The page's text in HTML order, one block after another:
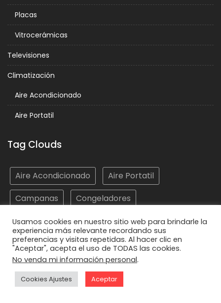
Placas
Vitrocerámicas
Televisiones
Climatización
Aire Acondicionado
Aire Portatil
Tag Clouds
Aire Acondicionado
Aire Portatil
Campanas
Congeladores
Electrodomésticos
Frigoríficos
Hornos
Lavadoras
Lavasecadoras
Lavavajillas
Microondas
Placas Vitrocerámicas
Usamos cookies en nuestro sitio web para brindarle la
experiencia más relevante recordando sus
preferencias y visitas repetidas. Al hacer clic en
"Aceptar", acepta el uso de TODAS las cookies.
No venda mi información personal.
Cookies Ajustes Aceptar